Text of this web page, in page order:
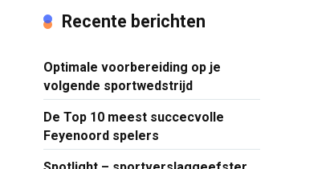
Recente berichten
Optimale voorbereiding op je
volgende sportwedstrijd
De Top 10 meest succecvolle
Feyenoord spelers